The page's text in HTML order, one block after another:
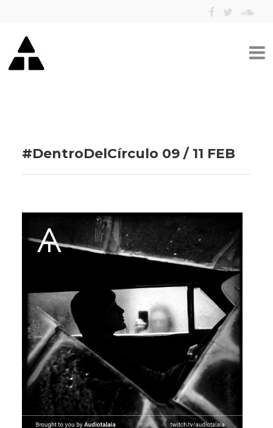
#DentroDelCírculo 09 / 11 FEB